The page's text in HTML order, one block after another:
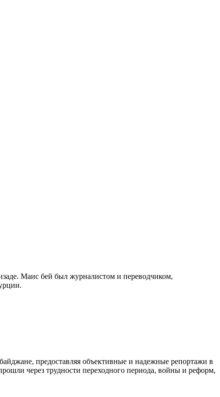
Маис бей был журналистом и переводчиком,
предоставляя объективные и надежные репортажи в
через трудности переходного периода, войны и реформ,